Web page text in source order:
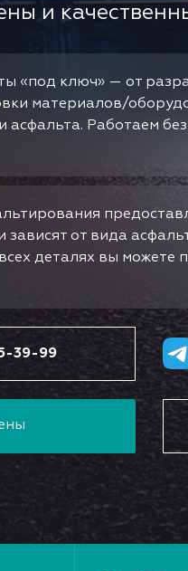
и
«под ключ» — от
материалов/
асфальта. Работаем
зависят от вида
деталях вы
39-99